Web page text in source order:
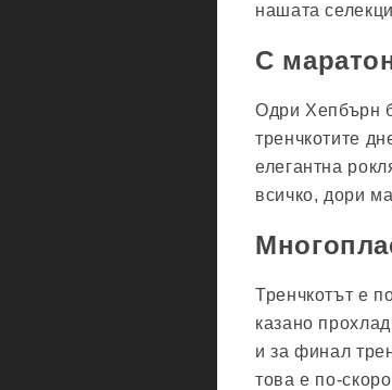
нашата
С
Одри Хепбърн
тренчкотите
елегантна
всичко, дори
Тренчкотът е
казано
и за финал
това е по-